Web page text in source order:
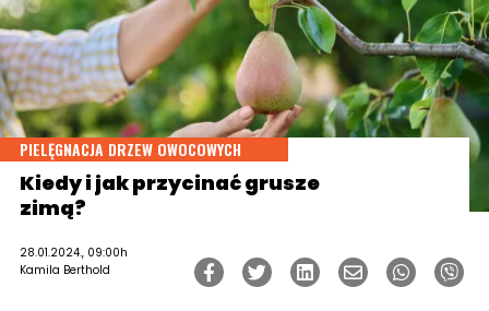
PIELĘGNACJA DRZEW OWOCOWYCH
Kiedy i jak przycinać grusze
zimą?
28.01.2024., 09:00h
Kamila Berthold